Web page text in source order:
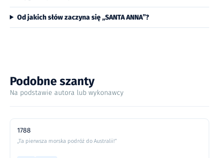
Od jakich słów zaczyna się „SANTA ANNA”?
Podobne szanty
Na podstawie autora lub wykonawcy
1788
„Ta pierwsza morska podróż do Australii!”